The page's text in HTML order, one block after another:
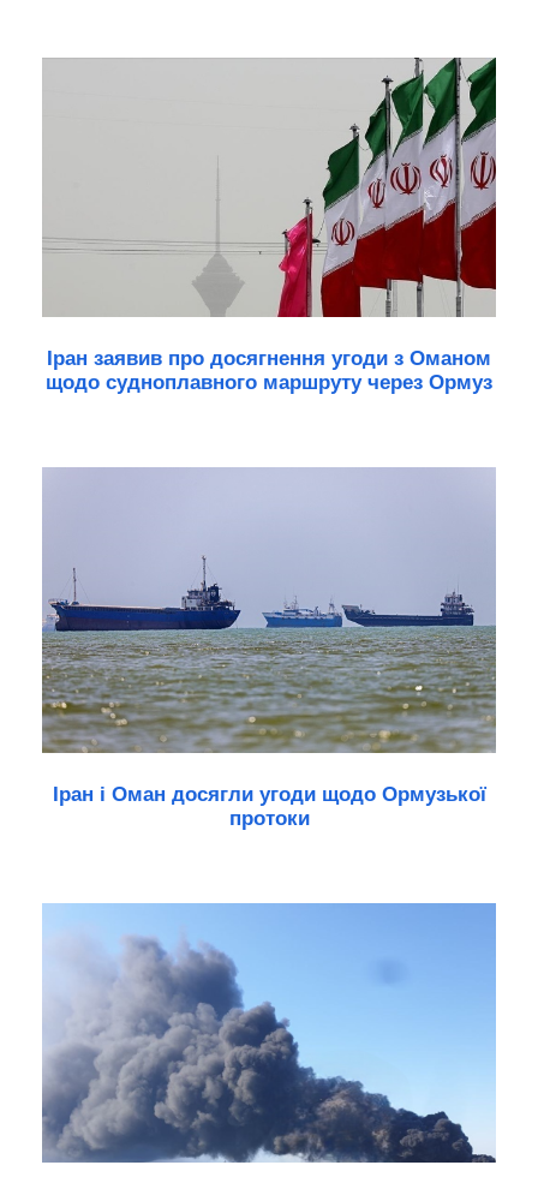
Іран заявив про досягнення угоди з Оманом
щодо судноплавного маршруту через Ормуз
Іран і Оман досягли угоди щодо Ормузької
протоки